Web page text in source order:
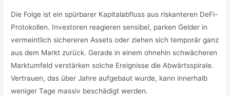
Die Folge ist ein spürbarer Kapitalabfluss aus riskanteren DeFi-
Protokollen. Investoren reagieren sensibel, parken Gelder in
vermeintlich sichereren Assets oder ziehen sich temporär ganz
aus dem Markt zurück. Gerade in einem ohnehin schwächeren
Marktumfeld verstärken solche Ereignisse die Abwärtsspirale.
Vertrauen, das über Jahre aufgebaut wurde, kann innerhalb
weniger Tage massiv beschädigt werden.